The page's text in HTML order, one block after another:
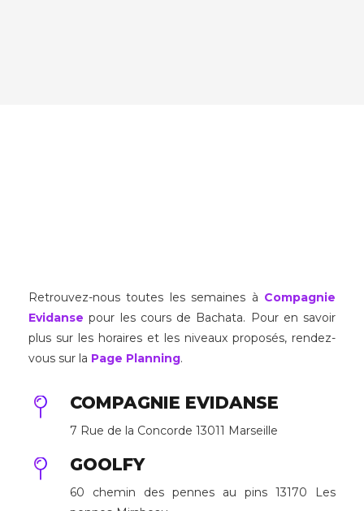
Retrouvez-nous toutes les semaines à Compagnie
Evidanse pour les cours de Bachata. Pour en savoir
plus sur les horaires et les niveaux proposés, rendez-
vous sur la Page Planning.
COMPAGNIE EVIDANSE
7 Rue de la Concorde 13011 Marseille
GOOLFY
60 chemin des pennes au pins 13170 Les